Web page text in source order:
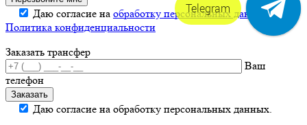
Даю согласие на обработку персональных данных.
Политика конфиденциальности
Заказать трансфер
Ваш
телефон
Даю согласие на обработку персональных данных.
Telegram